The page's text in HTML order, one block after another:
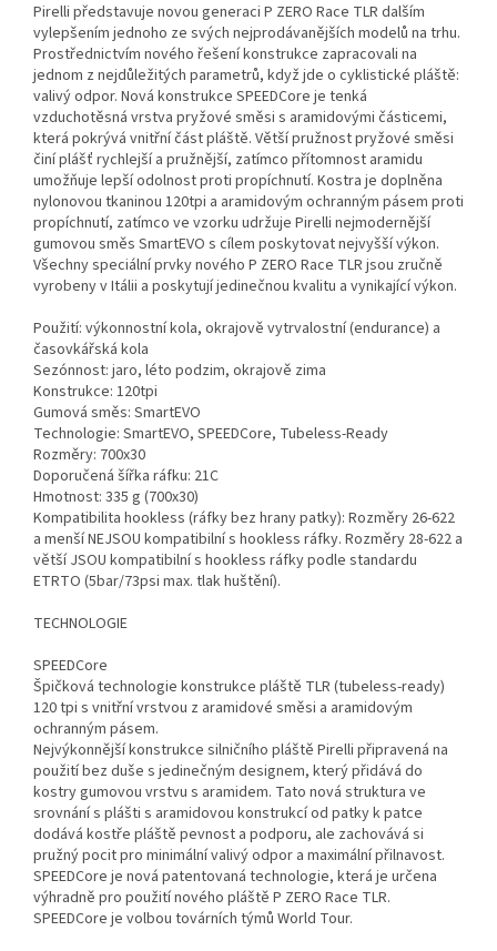
Pirelli představuje novou generaci P ZERO Race TLR dalším
vylepšením jednoho ze svých nejprodávanějších modelů na trhu.
Prostřednictvím nového řešení konstrukce zapracovali na
jednom z nejdůležitých parametrů, když jde o cyklistické pláště:
valivý odpor. Nová konstrukce SPEEDCore je tenká
vzduchotěsná vrstva pryžové směsi s aramidovými částicemi,
která pokrývá vnitřní část pláště. Větší pružnost pryžové směsi
činí plášť rychlejší a pružnější, zatímco přítomnost aramidu
umožňuje lepší odolnost proti propíchnutí. Kostra je doplněna
nylonovou tkaninou 120tpi a aramidovým ochranným pásem proti
propíchnutí, zatímco ve vzorku udržuje Pirelli nejmodernější
gumovou směs SmartEVO s cílem poskytovat nejvyšší výkon.
Všechny speciální prvky nového P ZERO Race TLR jsou zručně
vyrobeny v Itálii a poskytují jedinečnou kvalitu a vynikající výkon.
Použití: výkonnostní kola, okrajově vytrvalostní (endurance) a
časovkářská kola
Sezónnost: jaro, léto podzim, okrajově zima
Konstrukce: 120tpi
Gumová směs: SmartEVO
Technologie: SmartEVO, SPEEDCore, Tubeless-Ready
Rozměry: 700x30
Doporučená šířka ráfku: 21C
Hmotnost: 335 g (700x30)
Kompatibilita hookless (ráfky bez hrany patky): Rozměry 26-622
a menší NEJSOU kompatibilní s hookless ráfky. Rozměry 28-622 a
větší JSOU kompatibilní s hookless ráfky podle standardu
ETRTO (5bar/73psi max. tlak huštění).
TECHNOLOGIE
SPEEDCore
Špičková technologie konstrukce pláště TLR (tubeless-ready)
120 tpi s vnitřní vrstvou z aramidové směsi a aramidovým
ochranným pásem.
Nejvýkonnější konstrukce silničního pláště Pirelli připravená na
použití bez duše s jedinečným designem, který přidává do
kostry gumovou vrstvu s aramidem. Tato nová struktura ve
srovnání s plášti s aramidovou konstrukcí od patky k patce
dodává kostře pláště pevnost a podporu, ale zachovává si
pružný pocit pro minimální valivý odpor a maximální přilnavost.
SPEEDCore je nová patentovaná technologie, která je určena
výhradně pro použití nového pláště P ZERO Race TLR.
SPEEDCore je volbou továrních týmů World Tour.